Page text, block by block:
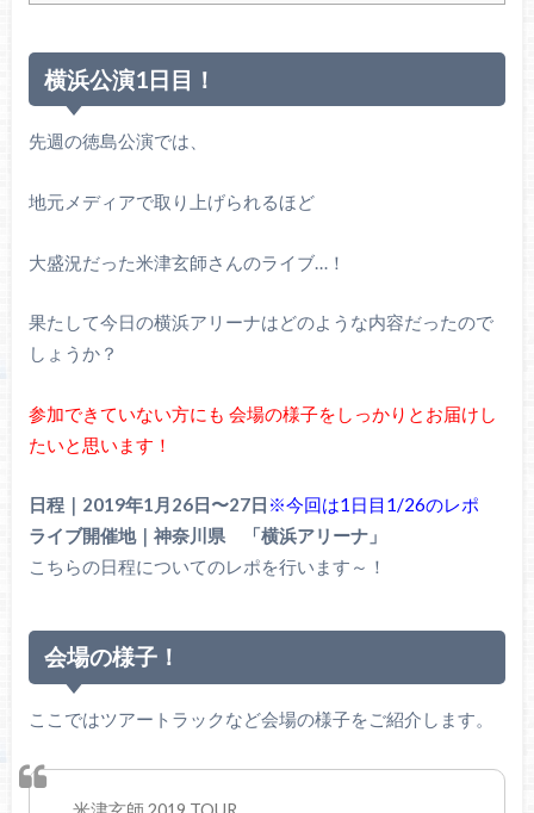
横浜公演1日目！
先週の徳島公演では、
地元メディアで取り上げられるほど
大盛況だった米津玄師さんのライブ…！
果たして今日の横浜アリーナはどのような内容だったので
しょうか？
参加できていない方にも 会場の様子をしっかりとお届けし
たいと思います！
日程｜2019年1月26日〜27日 ※今回は1日目1/26のレポ
ライブ開催地｜神奈川県 「横浜アリーナ」
こちらの日程についてのレポを行います～！
会場の様子！
ここではツアートラックなど会場の様子をご紹介します。